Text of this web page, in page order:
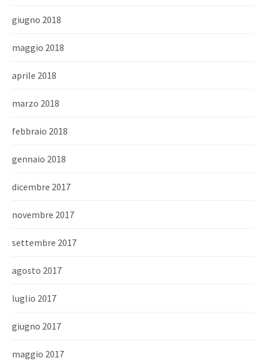
giugno 2018
maggio 2018
aprile 2018
marzo 2018
febbraio 2018
gennaio 2018
dicembre 2017
novembre 2017
settembre 2017
agosto 2017
luglio 2017
giugno 2017
maggio 2017